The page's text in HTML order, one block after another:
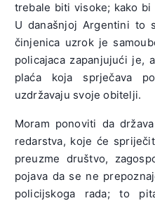
trebale biti visoke; kako
U današnjoj Argentini to
činjenica uzrok je
policajaca zapanjujući je,
plaća koja sprječava
uzdržavaju svoje obitelji.
Moram ponoviti da
redarstva, koje će
preuzme društvo,
pojava da se ne
policijskoga rada; to